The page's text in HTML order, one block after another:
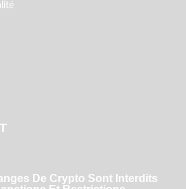
De Crypto Sont Interdits